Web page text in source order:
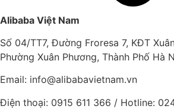
Alibaba Việt Nam
Số 04/TT7, Đường Froresa 7, KĐT
Phường Xuân Phương, Thành Phố Hà
Email: info@alibabavietnam.vn
Điện thoại: 0915 611 366 / Hotline: